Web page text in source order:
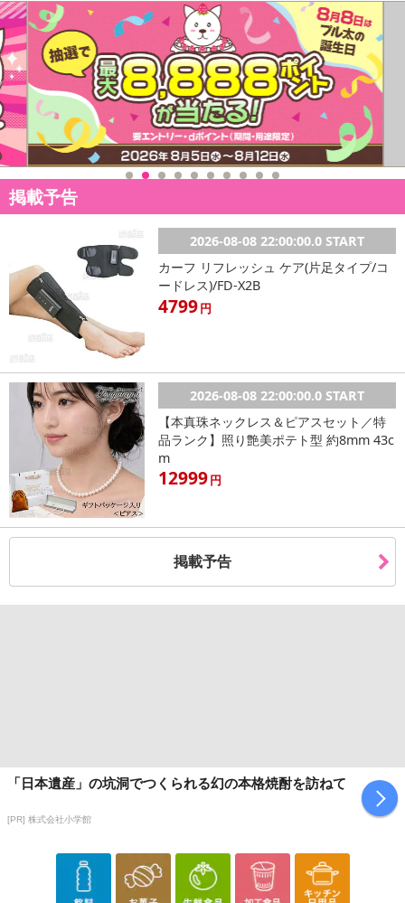
日が異なります。
※dショッピングサンプル百貨店よりお届けする商品は、ご利用いた
だいた後のご感想をいただくことを目的としており、転売等は固く
禁じます。
転売等、目的以外での利用が確認された場合は、サービス利用を停
止させていただきます。
発送日カレンダー
その他共通および商品カテゴリー別注意事項（※必ずご確認くだ
さい）
こちらの情報は2026-07-09 14:13:35.0
掲載予告
2026-08-08 22:00:00.0 START
カーフ リフレッシュ ケア(片足タイプ/コ
ードレス)/FD-X2B
4799円
2026-08-08 22:00:00.0 START
【本真珠ネックレス＆ピアスセット／特
品ランク】照り艶美ポテト型 約8mm 43c
m
12999円
掲載予告
「日本遺産」の坑洞でつくられる幻の本格焼酎を訪ねて
[PR] 株式会社小学館